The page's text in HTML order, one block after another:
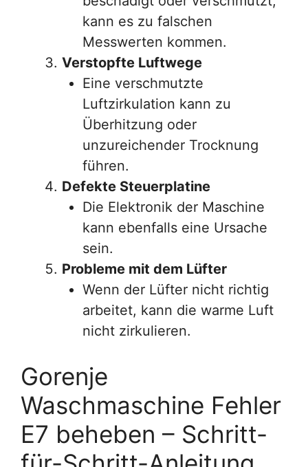
kann es zu falschen
Messwerten kommen.
Verstopfte Luftwege
Eine verschmutzte
Luftzirkulation kann zu
Überhitzung oder
unzureichender Trocknung
führen.
Defekte Steuerplatine
Die Elektronik der Maschine
kann ebenfalls eine Ursache
sein.
Probleme mit dem Lüfter
Wenn der Lüfter nicht richtig
arbeitet, kann die warme Luft
nicht zirkulieren.
Gorenje
Waschmaschine Fehler
E7 beheben – Schritt-